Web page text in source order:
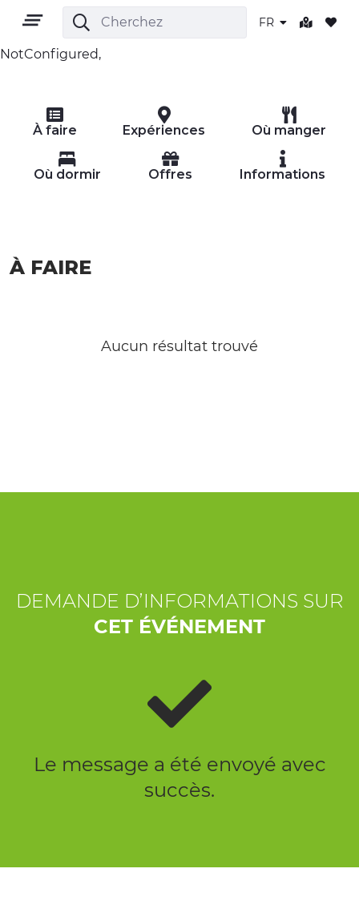
FR
PLEIN AIR
NATURE ET BIEN-ÊTRE
NotConfigured,
À faire Expériences Où manger
Où dormir Offres Informations
À FAIRE
Aucun résultat trouvé
DEMANDE D’INFORMATIONS SUR
CET ÉVÉNEMENT
Le message a été envoyé avec
succès.